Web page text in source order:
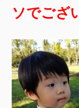
ソでござ